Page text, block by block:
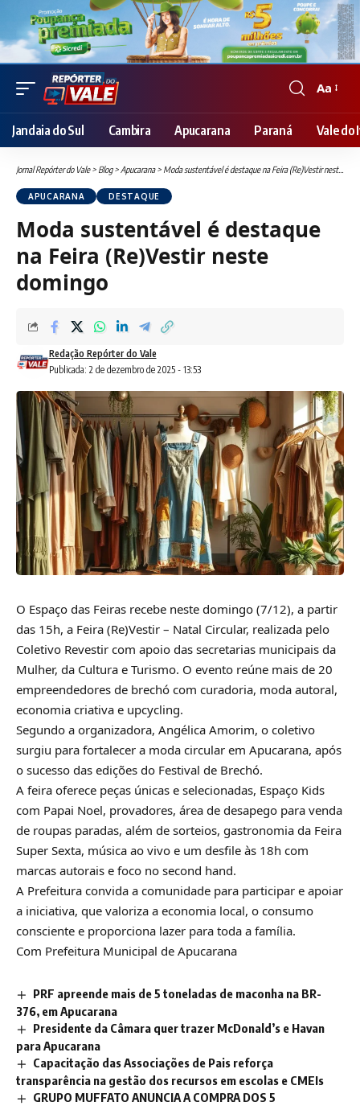
Font
Resizer
Aa
Jandaia do Sul Cambira Apucarana Paraná Vale do
Jornal Repórter do Vale> Blog>Apucarana> Moda sustentável é destaque na Feira (Re)Vestir neste domingo
APUCARANA DESTAQUE
Moda sustentável é destaque
na Feira (Re)Vestir neste
domingo
Publicada: 2 de dezembro de 2025 - 13:53
Redação Repórter do Vale
O Espaço das Feiras recebe neste domingo (7/12), a partir
das 15h, a Feira (Re)Vestir – Natal Circular, realizada pelo
Coletivo Revestir com apoio das secretarias municipais da
Mulher, da Cultura e Turismo. O evento reúne mais de 20
empreendedores de brechó com curadoria, moda autoral,
economia criativa e upcycling.
Segundo a organizadora, Angélica Amorim, o coletivo
surgiu para fortalecer a moda circular em Apucarana, após
o sucesso das edições do Festival de Brechó.
A feira oferece peças únicas e selecionadas, Espaço Kids
com Papai Noel, provadores, área de desapego para venda
de roupas paradas, além de sorteios, gastronomia da Feira
Super Sexta, música ao vivo e um desfile às 18h com
marcas autorais e foco no second hand.
A Prefeitura convida a comunidade para participar e apoiar
a iniciativa, que valoriza a economia local, o consumo
consciente e proporciona lazer para toda a família.
Com Prefeitura Municipal de Apucarana
PRF apreende mais de 5 toneladas de maconha na BR-
376, em Apucarana
Presidente da Câmara quer trazer McDonald’s e Havan
para Apucarana
Capacitação das Associações de Pais reforça
transparência na gestão dos recursos em escolas e CMEIs
GRUPO MUFFATO ANUNCIA A COMPRA DOS 5